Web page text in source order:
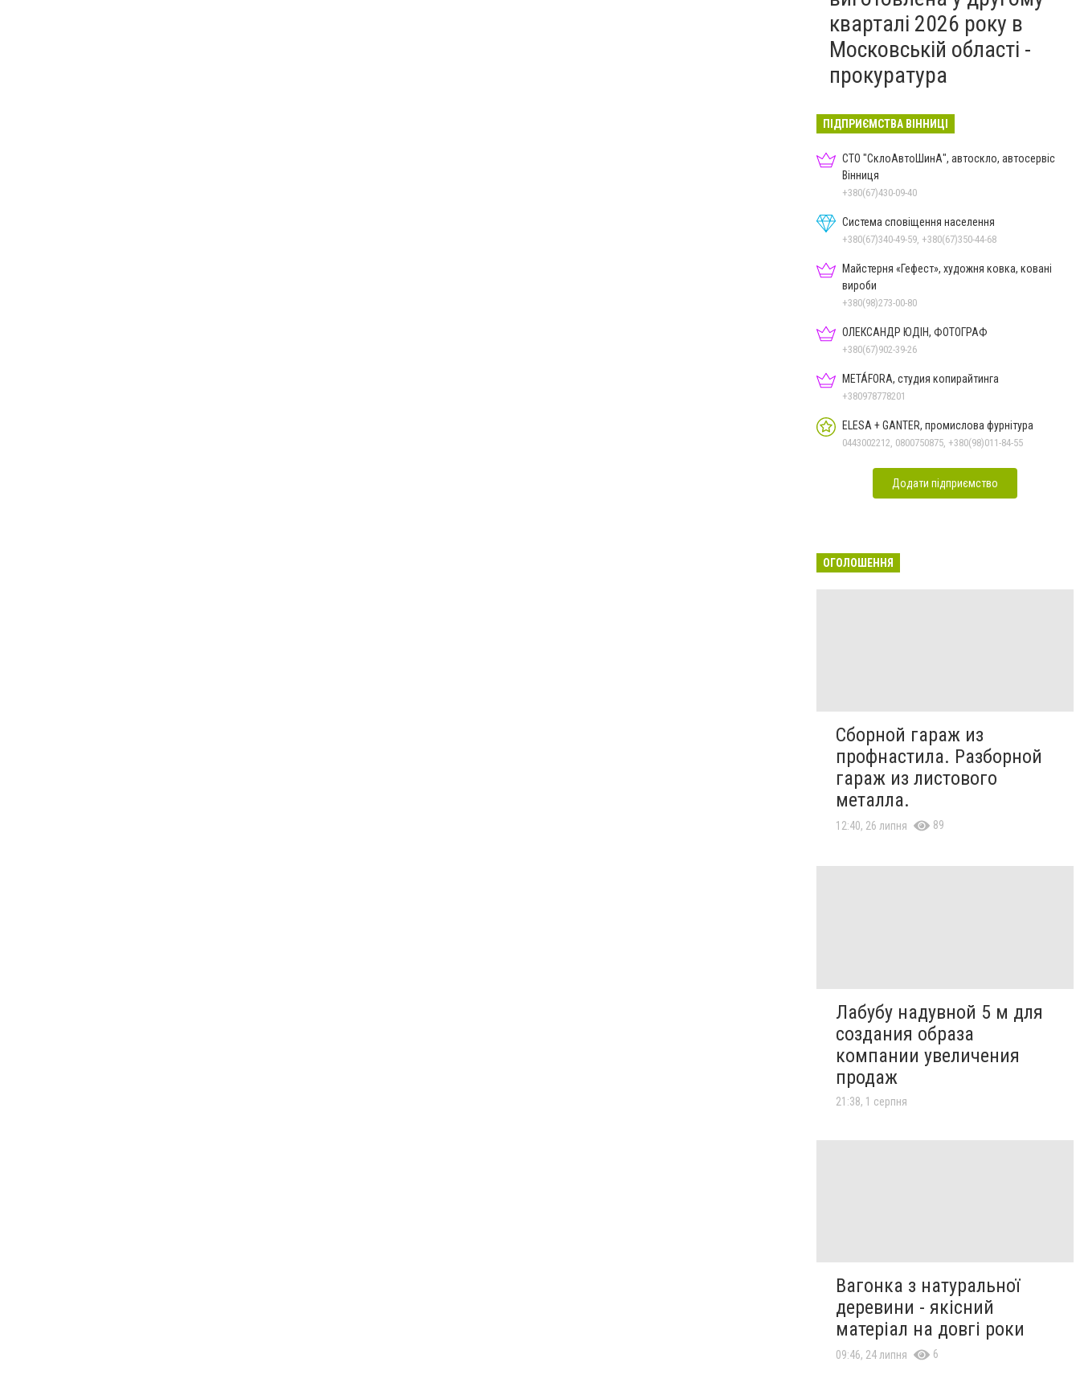
кварталі 2026 року в
Московській області -
прокуратура
ПІДПРИЄМСТВА ВІННИЦІ
СТО "СклоАвтоШинА", автоскло, автосервіс
Вінниця
+380(67)430-09-40
Система сповіщення населення
+380(67)340-49-59, +380(67)350-44-68
Майстерня «Гефест», художня ковка, ковані
вироби
+380(98)273-00-80
ОЛЕКСАНДР ЮДІН, ФОТОГРАФ
+380(67)902-39-26
METÁFORA, студия копирайтинга
+380978778201
ELESA + GANTER, промислова фурнітура
0443002212, 0800750875, +380(98)011-84-55
Додати підприємство
ОГОЛОШЕННЯ
Сборной гараж из
профнастила. Разборной
гараж из листового
металла.
12:40, 26 липня 89
Лабубу надувной 5 м для
создания образа
компании увеличения
продаж
21:38, 1 серпня
Вагонка з натуральної
деревини - якісний
матеріал на довгі роки
09:46, 24 липня 6